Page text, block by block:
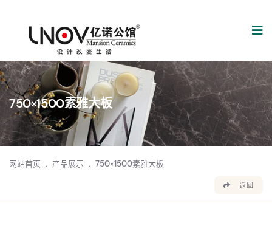
750×1500素雅大板
网站首页 . 产品展示 . 750×1500素雅大板
返回